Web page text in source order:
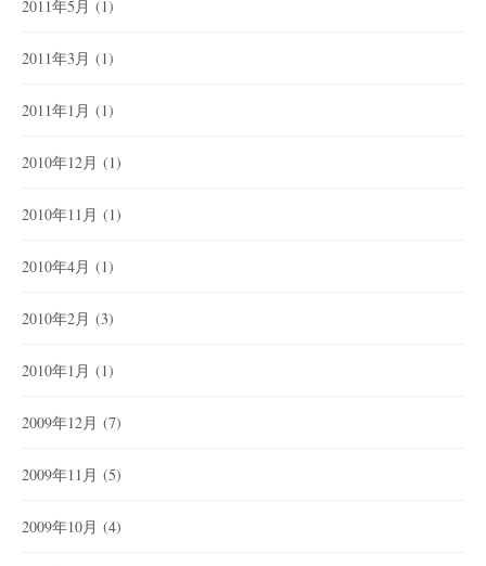
2011年5月 (1)
2011年3月 (1)
2011年1月 (1)
2010年12月 (1)
2010年11月 (1)
2010年4月 (1)
2010年2月 (3)
2010年1月 (1)
2009年12月 (7)
2009年11月 (5)
2009年10月 (4)